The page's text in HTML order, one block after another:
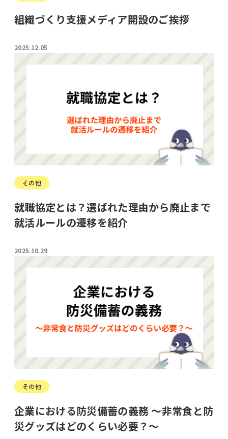
組織づくり支援メディア開設のご挨拶
2025.12.05
その他
就職協定とは？選ばれた理由から廃止まで
就活ルールの遷移を紹介
2025.10.29
その他
企業における防災備蓄の義務 ～非常食と防
災グッズはどのくらい必要？～